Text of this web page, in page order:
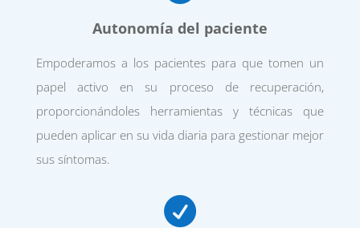
Autonomía del paciente
Empoderamos a los pacientes para que tomen un
papel activo en su proceso de recuperación,
proporcionándoles herramientas y técnicas que
pueden aplicar en su vida diaria para gestionar mejor
sus síntomas.
